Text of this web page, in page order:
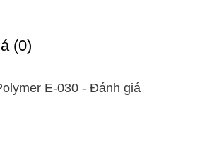
(0)
E-030 - Ðánh giá